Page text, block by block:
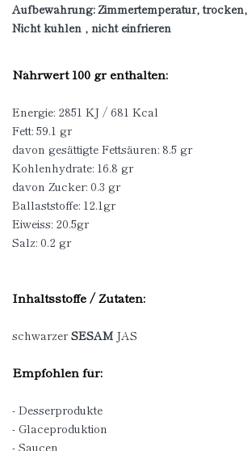
Aufbewahrung: Zimmertemperatur,
Nicht kühlen , nicht einfrieren
Nährwert 100 gr enthalten:
Energie: 2851 KJ / 681 Kcal
Fett: 59.1 gr
davon gesättigte Fettsäuren: 8.5 gr
Kohlenhydrate: 16.8 gr
davon Zucker: 0.3 gr
Ballaststoffe: 12.1gr
Eiweiss: 20.5gr
Salz: 0.2 gr
Inhaltsstoffe / Zutaten:
schwarzerSESAM JAS
Empfohlen für:
- Desserprodukte
- Glaceproduktion
- Saucen